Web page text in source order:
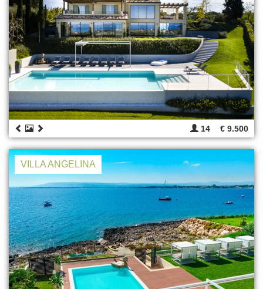
14 € 9.500
VILLA ANGELINA